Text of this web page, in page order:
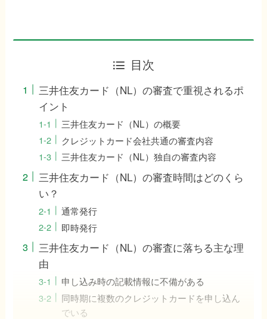
目次
三井住友カード（NL）の審査で重視されるポ
イント
三井住友カード（NL）の概要
クレジットカード会社共通の審査内容
三井住友カード（NL）独自の審査内容
三井住友カード（NL）の審査時間はどのくら
い？
通常発行
即時発行
三井住友カード（NL）の審査に落ちる主な理
由
申し込み時の記載情報に不備がある
同時期に複数のクレジットカードを申し込ん
でいる